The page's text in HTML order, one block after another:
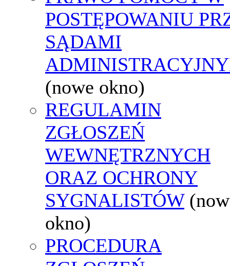
POSTĘPOWANIU
SĄDAMI
(nowe okno)
REGULAMIN
ZGŁOSZEŃ
WEWNĘTRZNYCH
ORAZ OCHRONY
SYGNALISTÓW
okno)
PROCEDURA